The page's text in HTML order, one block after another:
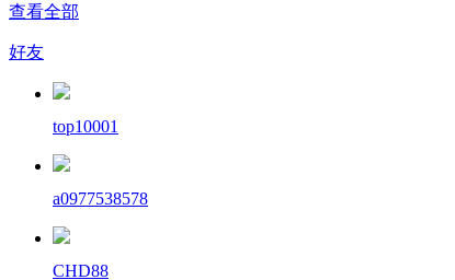
查看全部
好友
top10001
a0977538578
CHD88